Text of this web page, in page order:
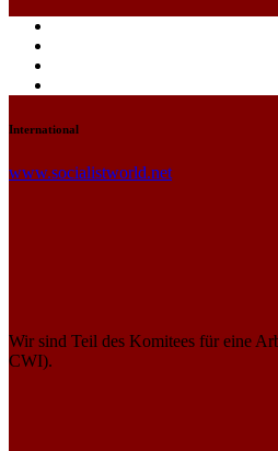
International
www.socialistworld.net
Wir sind Teil des Komitees für eine
CWI).